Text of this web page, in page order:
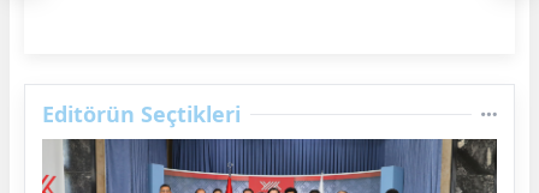
Editörün Seçtikleri